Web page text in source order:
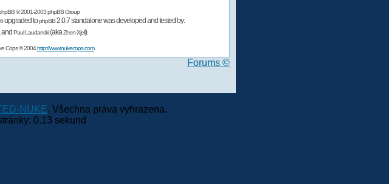
© 2001-2003 phpBB Group
upgraded tophpBB2.0.7 standalone was developed and tested by:
and Paul Laudanski(akaZhen-Xjell).
Cops© 2004http://www.nukecops.com
Forums ©
NUKE. Všechna práva vyhrazena.
0.13 sekund